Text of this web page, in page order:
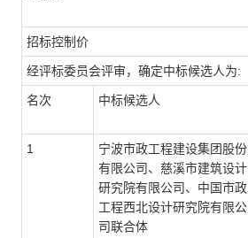
招标控制价
经评标委员会评审，确定中标候选人为:
名次 中标候选人
1
宁波市政工程建设集团股份
有限公司、慈溪市建筑设计
研究院有限公司、中国市政
工程西北设计研究院有限公
司联合体